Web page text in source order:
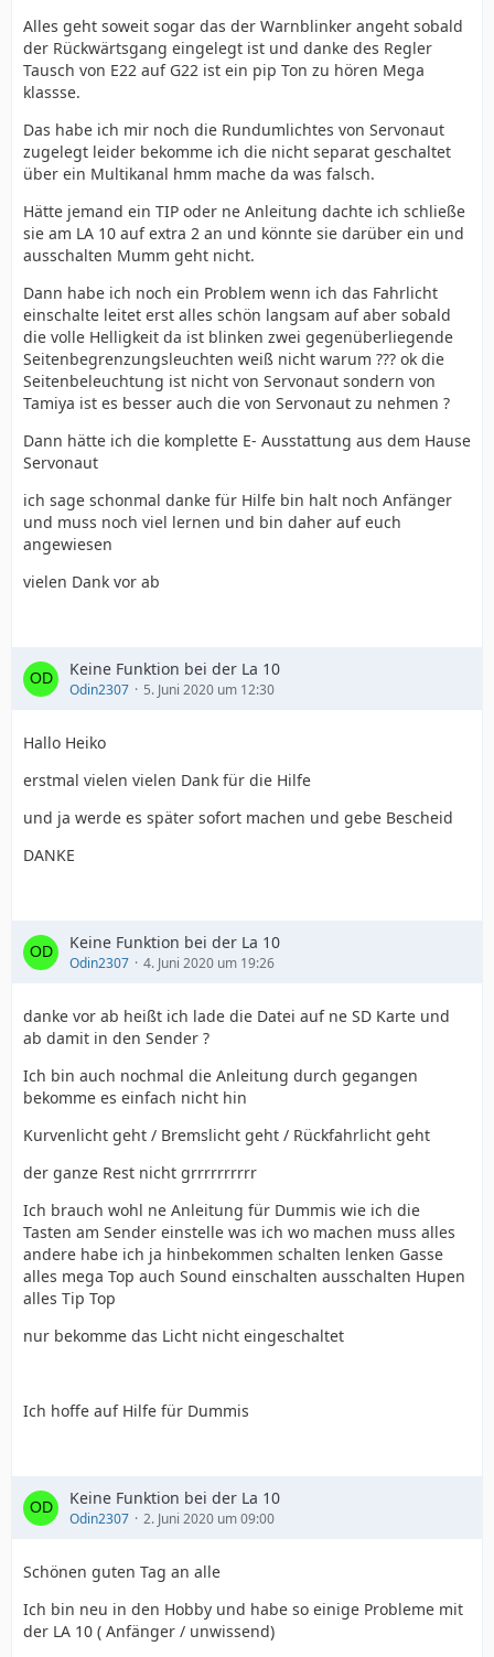
Alles geht soweit sogar das der Warnblinker angeht sobald
der Rückwärtsgang eingelegt ist und danke des Regler
Tausch von E22 auf G22 ist ein pip Ton zu hören Mega
klassse.
Das habe ich mir noch die Rundumlichtes von Servonaut
zugelegt leider bekomme ich die nicht separat geschaltet
über ein Multikanal hmm mache da was falsch.
Hätte jemand ein TIP oder ne Anleitung dachte ich schließe
sie am LA 10 auf extra 2 an und könnte sie darüber ein und
ausschalten Mumm geht nicht.
Dann habe ich noch ein Problem wenn ich das Fahrlicht
einschalte leitet erst alles schön langsam auf aber sobald
die volle Helligkeit da ist blinken zwei gegenüberliegende
Seitenbegrenzungsleuchten weiß nicht warum ??? ok die
Seitenbeleuchtung ist nicht von Servonaut sondern von
Tamiya ist es besser auch die von Servonaut zu nehmen ?
Dann hätte ich die komplette E- Ausstattung aus dem Hause
Servonaut
ich sage schonmal danke für Hilfe bin halt noch Anfänger
und muss noch viel lernen und bin daher auf euch
angewiesen
vielen Dank vor ab
Keine Funktion bei der La 10
Odin2307 5. Juni 2020 um 12:30
Hallo Heiko
erstmal vielen vielen Dank für die Hilfe
und ja werde es später sofort machen und gebe Bescheid
DANKE
Keine Funktion bei der La 10
Odin2307 4. Juni 2020 um 19:26
danke vor ab heißt ich lade die Datei auf ne SD Karte und
ab damit in den Sender ?
Ich bin auch nochmal die Anleitung durch gegangen
bekomme es einfach nicht hin
Kurvenlicht geht / Bremslicht geht / Rückfahrlicht geht
der ganze Rest nicht grrrrrrrrrr
Ich brauch wohl ne Anleitung für Dummis wie ich die
Tasten am Sender einstelle was ich wo machen muss alles
andere habe ich ja hinbekommen schalten lenken Gasse
alles mega Top auch Sound einschalten ausschalten Hupen
alles Tip Top
nur bekomme das Licht nicht eingeschaltet
Ich hoffe auf Hilfe für Dummis
Keine Funktion bei der La 10
Odin2307 2. Juni 2020 um 09:00
Schönen guten Tag an alle
Ich bin neu in den Hobby und habe so einige Probleme mit
der LA 10 ( Anfänger / unwissend)